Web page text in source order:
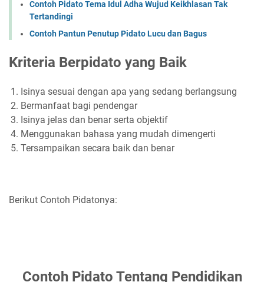
Contoh Pidato Tema Idul Adha Wujud Keikhlasan Tak
Tertandingi
Contoh Pantun Penutup Pidato Lucu dan Bagus
Kriteria Berpidato yang Baik
Isinya sesuai dengan apa yang sedang berlangsung
Bermanfaat bagi pendengar
Isinya jelas dan benar serta objektif
Menggunakan bahasa yang mudah dimengerti
Tersampaikan secara baik dan benar
Berikut Contoh Pidatonya:
Contoh Pidato Tentang Pendidikan